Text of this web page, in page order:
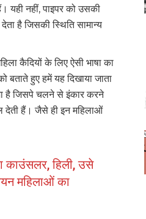
यही नहीं, पाइपर को उसकी
है जिसकी स्थिति सामान्य
कैदियों के लिए ऐसी भाषा का
बताते हुए हमें यह दिखाया जाता
है जिसपे चलने से इंकार करने
हैं। जैसे ही इन महिलाओं
हिली, उसे
महिलाओं का